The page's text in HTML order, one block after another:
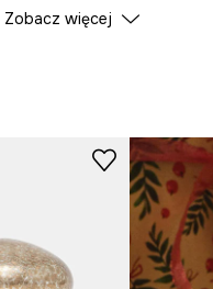
Zobacz więcej